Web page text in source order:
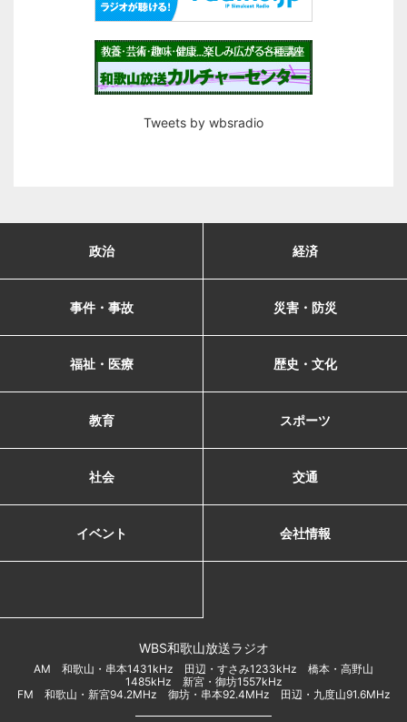
Tweets by wbsradio
政治 経済
事件・事故 災害・防災
福祉・医療 歴史・文化
教育 スポーツ
社会 交通
イベント 会社情報
WBS和歌山放送ラジオ
AM 和歌山・串本1431kHz 田辺・すさみ1233kHz 橋本・高野山
1485kHz 新宮・御坊1557kHz
FM 和歌山・新宮94.2MHz 御坊・串本92.4MHz 田辺・九度山91.6MHz